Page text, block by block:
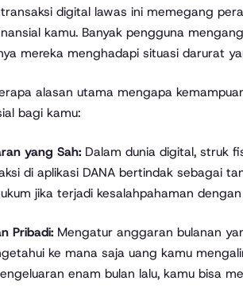
digital lawas ini memegang
kamu. Banyak pengguna
mereka menghadapi situasi darurat
alasan utama mengapa
bagi kamu:
yang Sah:Dalam dunia digital, struk
di aplikasi DANA bertindak sebagai
jika terjadi kesalahpahaman
Pribadi:Mengatur anggaran bulanan
ke mana saja uang kamu
enam bulan lalu, kamu bisa